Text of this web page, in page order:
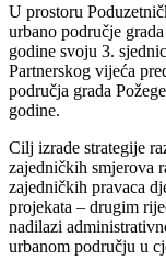
U prostoru
urbano područje
godine svoju 3.
Partnerskog vijeća
područja grada
godine.
Cilj izrade strategije
zajedničkih smjerova
zajedničkih pravaca
projekata – drugim
nadilazi
urbanom području u